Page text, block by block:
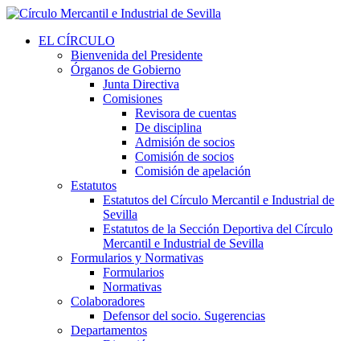
EL CÍRCULO
Bienvenida del Presidente
Órganos de Gobierno
Junta Directiva
Comisiones
Revisora de cuentas
De disciplina
Admisión de socios
Comisión de socios
Comisión de apelación
Estatutos
Estatutos del Círculo Mercantil e Industrial de
Sevilla
Estatutos de la Sección Deportiva del Círculo
Mercantil e Industrial de Sevilla
Formularios y Normativas
Formularios
Normativas
Colaboradores
Defensor del socio. Sugerencias
Departamentos